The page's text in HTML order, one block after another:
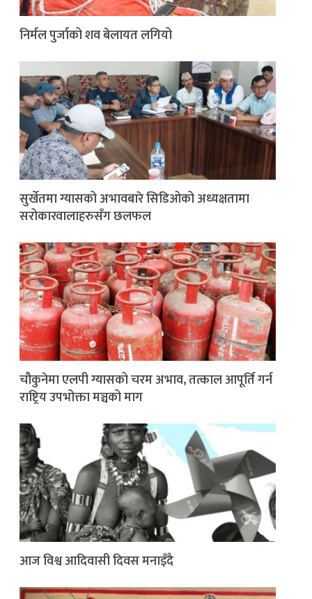
निर्मल पुर्जाको शव बेलायत लगियो
सुर्खेतमा ग्यासको अभावबारे सिडिओको अध्यक्षतामा
सरोकारवालाहरुसँग छलफल
चौकुनेमा एलपी ग्यासको चरम अभाव, तत्काल आपूर्ति गर्न
राष्ट्रिय उपभोक्ता मञ्चको माग
आज विश्व आदिवासी दिवस मनाइँदै